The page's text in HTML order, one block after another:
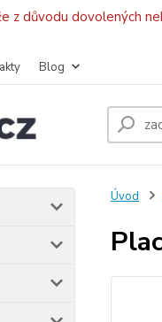
z důvodu dovolených
Blog
Úvod